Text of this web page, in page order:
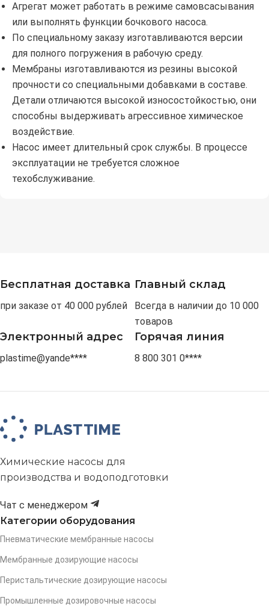
Агрегат может работать в режиме самовсасывания
или выполнять функции бочкового насоса.
По специальному заказу изготавливаются версии
для полного погружения в рабочую среду.
Мембраны изготавливаются из резины высокой
прочности со специальными добавками в составе.
Детали отличаются высокой износостойкостью, они
способны выдерживать агрессивное химическое
воздействие.
Насос имеет длительный срок службы. В процессе
эксплуатации не требуется сложное
техобслуживание.
Бесплатная доставка
при заказе от 40 000 рублей
Главный склад
Всегда в наличии до 10 000
товаров
Электронный адрес
plastime@yande****
Горячая линия
8 800 301 0****
Химические насосы для
производства и водоподготовки
Чат с менеджером
Категории оборудования
Пневматические мембранные насосы
Мембранные дозирующие насосы
Перистальтические дозирующие насосы
Промышленные дозировочные насосы